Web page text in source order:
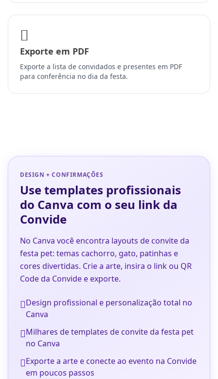
Exporte em PDF
Exporte a lista de convidados e presentes em PDF
para conferência no dia da festa.
DESIGN + CONFIRMAÇÕES
Use templates profissionais
do Canva com o seu link da
Convide
No Canva você encontra layouts de convite da
festa pet: temas cachorro, gato, patinhas e
cores divertidas. Crie a arte, insira o link ou QR
Code da Convide e exporte.
Design profissional e personalização total no
Canva
Milhares de templates de convite da festa pet
no Canva
Exporte a arte e conecte ao evento na Convide
em poucos passos